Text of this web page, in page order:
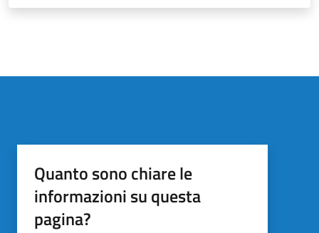
Quanto sono chiare le
informazioni su questa
pagina?